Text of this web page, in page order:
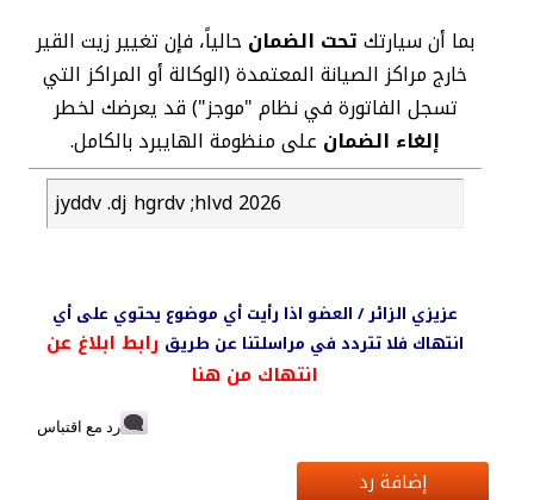
بما أن سيارتكتحت الضمان حالياً، فإن تغيير زيت القير
خارج مراكز الصيانة المعتمدة (الوكالة أو المراكز التي
تسجل الفاتورة في نظام "موجز") قد يعرضك لخطر
إلغاء الضمان على منظومة الهايبرد بالكامل.
jyddv .dj hgrdv ;hlvd 2026
عزيزي الزائر / العضو اذا رأيت أي موضوع يحتوي على أي
انتهاك فلا تتردد في مراسلتنا عن طريق رابط ابلاغ عن
انتهاك من هنا
رد مع اقتباس
إضافة رد